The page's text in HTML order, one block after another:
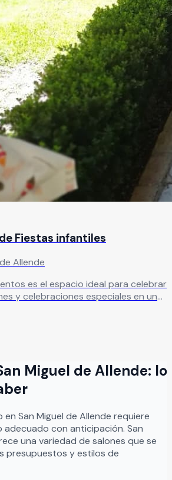
Fiestas infantiles
Allende
es el espacio ideal para celebrar
y celebraciones especiales en un
amplia explanada y área de
una excelente opción para
cumpleaños, graduaciones,
de Eventos puede adaptarse
de cada celebración,
y amigos.Leer más
Miguel de Allende: lo
en San Miguel de Allende requiere
adecuado con anticipación. San
una variedad de salones que se
presupuestos y estilos de